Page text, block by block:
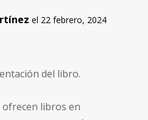
el 22 febrero, 2024
del libro.
ofrecen libros en